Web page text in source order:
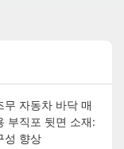
무 자동차 바닥 매
부직포 뒷면 소재:
성 향상